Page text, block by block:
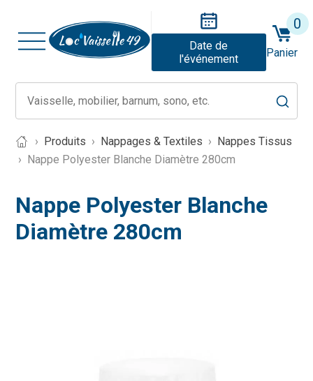
Date de
l'événement
0
Panier
Produits Nappages & Textiles
Nappes Tissus
Nappe Polyester Blanche Diamètre 280cm
Nappe Polyester Blanche
Diamètre 280cm